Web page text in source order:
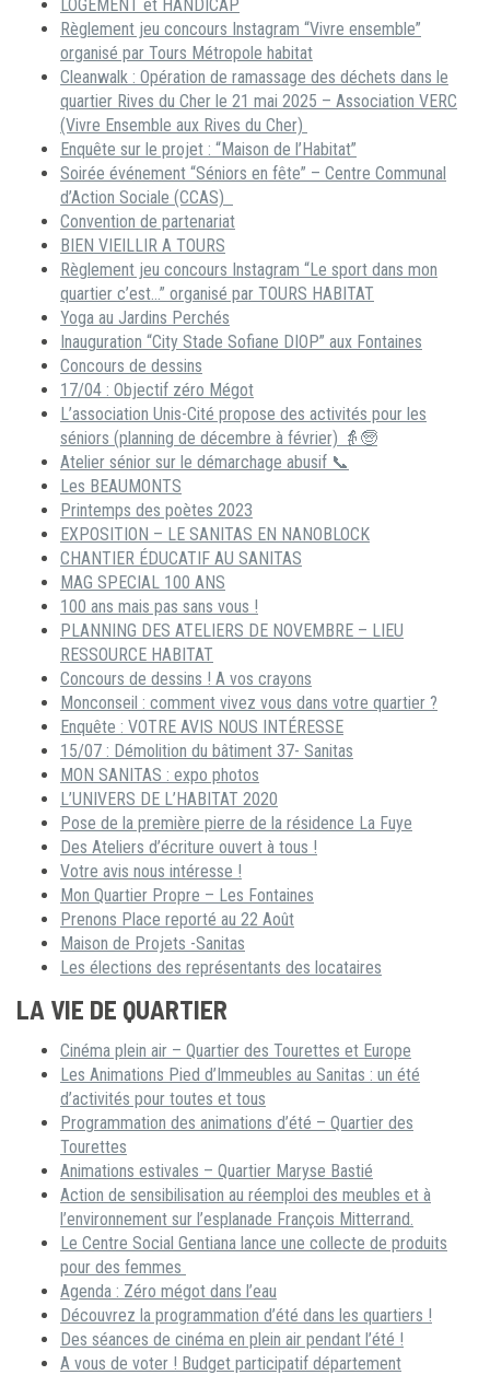
LOGEMENT et HANDICAP
Règlement jeu concours Instagram “Vivre ensemble”
organisé par Tours Métropole habitat
Cleanwalk : Opération de ramassage des déchets dans le
quartier Rives du Cher le 21 mai 2025 – Association VERC
(Vivre Ensemble aux Rives du Cher)
Enquête sur le projet : “Maison de l’Habitat”
Soirée événement “Séniors en fête” – Centre Communal
d’Action Sociale (CCAS)
Convention de partenariat
BIEN VIEILLIR A TOURS
Règlement jeu concours Instagram “Le sport dans mon
quartier c’est…” organisé par TOURS HABITAT
Yoga au Jardins Perchés
Inauguration “City Stade Sofiane DIOP” aux Fontaines
Concours de dessins
17/04 : Objectif zéro Mégot
L’association Unis-Cité propose des activités pour les
séniors (planning de décembre à février) 👵🧓
Atelier sénior sur le démarchage abusif 📞
Les BEAUMONTS
Printemps des poètes 2023
EXPOSITION – LE SANITAS EN NANOBLOCK
CHANTIER ÉDUCATIF AU SANITAS
MAG SPECIAL 100 ANS
100 ans mais pas sans vous !
PLANNING DES ATELIERS DE NOVEMBRE – LIEU
RESSOURCE HABITAT
Concours de dessins ! A vos crayons
Monconseil : comment vivez vous dans votre quartier ?
Enquête : VOTRE AVIS NOUS INTÉRESSE
15/07 : Démolition du bâtiment 37- Sanitas
MON SANITAS : expo photos
L’UNIVERS DE L’HABITAT 2020
Pose de la première pierre de la résidence La Fuye
Des Ateliers d’écriture ouvert à tous !
Votre avis nous intéresse !
Mon Quartier Propre – Les Fontaines
Prenons Place reporté au 22 Août
Maison de Projets -Sanitas
Les élections des représentants des locataires
LA VIE DE QUARTIER
Cinéma plein air – Quartier des Tourettes et Europe
Les Animations Pied d’Immeubles au Sanitas : un été
d’activités pour toutes et tous
Programmation des animations d’été – Quartier des
Tourettes
Animations estivales – Quartier Maryse Bastié
Action de sensibilisation au réemploi des meubles et à
l’environnement sur l’esplanade François Mitterrand.
Le Centre Social Gentiana lance une collecte de produits
pour des femmes
Agenda : Zéro mégot dans l’eau
Découvrez la programmation d’été dans les quartiers !
Des séances de cinéma en plein air pendant l’été !
A vous de voter ! Budget participatif département